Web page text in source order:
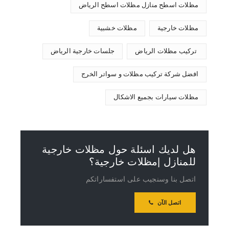
مظلات اسطح منازل مظلات اسطح الرياض
مظلات خشبية مظلات خارجية
جلسات خارجية الرياض تركيب مظلات الرياض
افضل شركة تركيب مظلات و سواتر الخرج
مظلات سيارات بجميع الاشكال
هل لديك اسئلة حول مظلات خارجية
للمنازل |مظلات خارجية؟
اتصل بنا وسنجيب على استفساراتكم
اتصل الآن